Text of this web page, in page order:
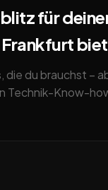
für
Frankfurt
die du brauchst –
Technik-Know-